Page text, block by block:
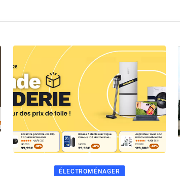
ÉLECTROMÉNAGER